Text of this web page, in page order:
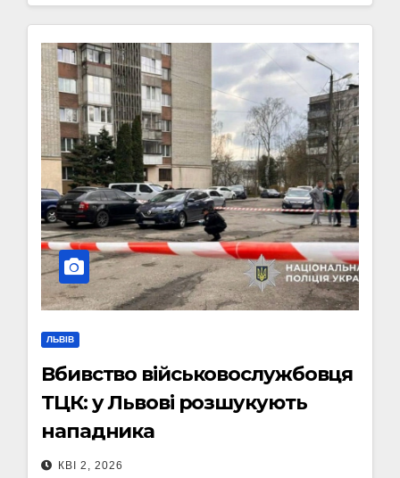
ЛЬВІВ
Вбивство військовослужбовця
ТЦК: у Львові розшукують
нападника
КВІ 2, 2026